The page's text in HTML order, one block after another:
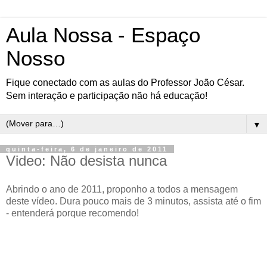
Aula Nossa - Espaço
Nosso
Fique conectado com as aulas do Professor João César.
Sem interação e participação não há educação!
▼
quinta-feira, 6 de janeiro de 2011
Video: Não desista nunca
Abrindo o ano de 2011, proponho a todos a mensagem
deste vídeo. Dura pouco mais de 3 minutos, assista até o fim
- entenderá porque recomendo!